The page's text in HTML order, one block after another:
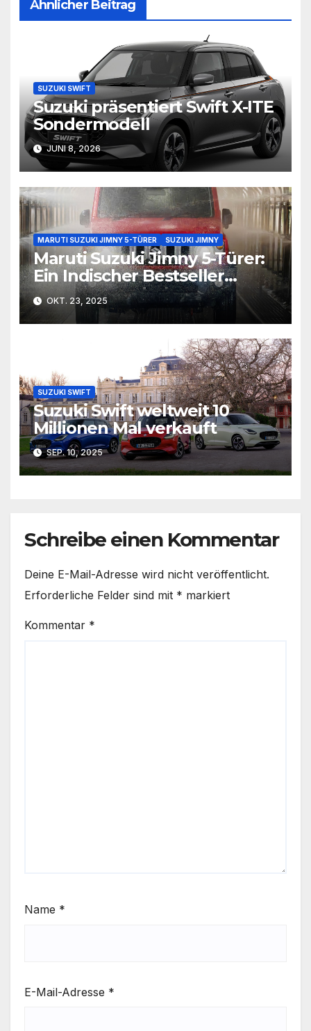
Ähnlicher Beitrag
SUZUKI SWIFT
Suzuki präsentiert Swift X-ITE
Sondermodell
JUNI 8, 2026
MARUTI SUZUKI JIMNY 5-TÜRER SUZUKI JIMNY
Maruti Suzuki Jimny 5-Türer:
Ein Indischer Bestseller
erobert die Welt
OKT. 23, 2025
SUZUKI SWIFT
Suzuki Swift weltweit 10
Millionen Mal verkauft
SEP. 10, 2025
Schreibe einen Kommentar
Deine E-Mail-Adresse wird nicht veröffentlicht.
Erforderliche Felder sind mit * markiert
Kommentar *
Name *
E-Mail-Adresse *